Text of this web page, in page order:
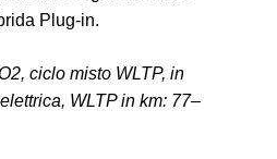
Plug-in.
ciclo misto WLTP, in
WLTP in km: 77–